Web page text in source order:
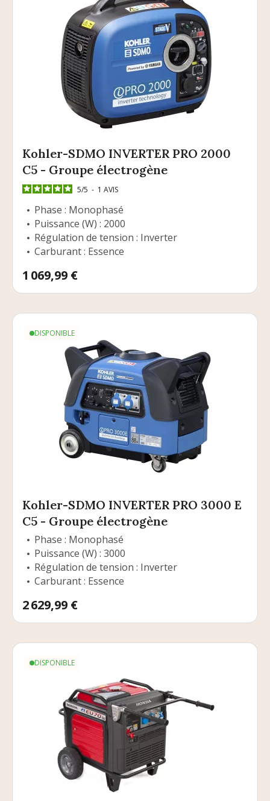
Kohler-SDMO INVERTER PRO 2000
C5 - Groupe électrogène
5/5 - 1 AVIS
Phase : Monophasé
Puissance (W) : 2000
Régulation de tension : Inverter
Carburant : Essence
Prix
1 069,99 €
DISPONIBLE
Kohler-SDMO INVERTER PRO 3000 E
C5 - Groupe électrogène
Phase : Monophasé
Puissance (W) : 3000
Régulation de tension : Inverter
Carburant : Essence
Prix
2 629,99 €
DISPONIBLE